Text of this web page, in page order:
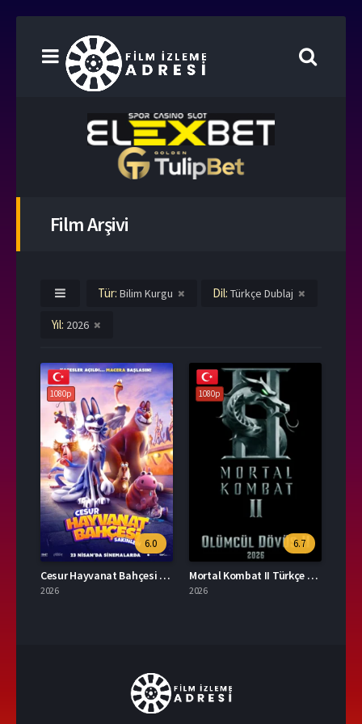
Film Arşivi
Tür: Bilim Kurgu Dil: Türkçe Dublaj
Yıl: 2026
1080p
6.0
Cesur Hayvanat Bahçesi Sakinleri Full İzle
2026
1080p
6.7
Mortal Kombat II Türkçe Dublaj İzle
2026